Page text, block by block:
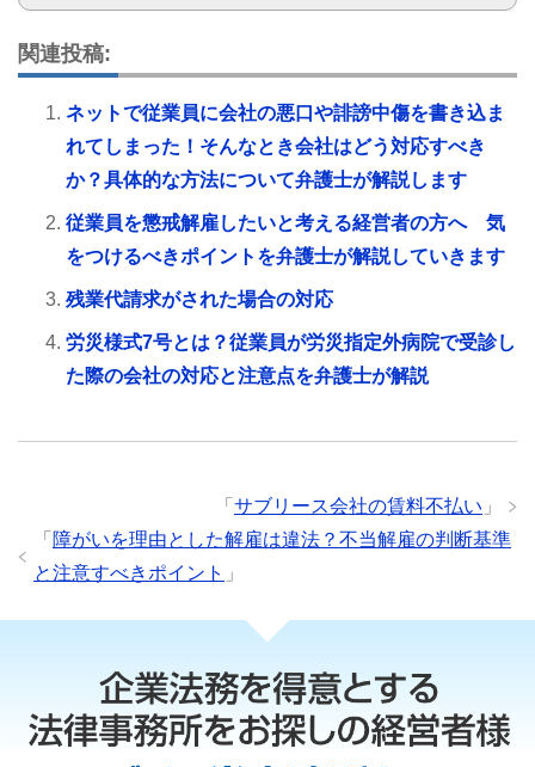
関連投稿:
ネットで従業員に会社の悪口や誹謗中傷を書き込ま
れてしまった！そんなとき会社はどう対応すべき
か？具体的な方法について弁護士が解説します
従業員を懲戒解雇したいと考える経営者の方へ 気
をつけるべきポイントを弁護士が解説していきます
残業代請求がされた場合の対応
労災様式7号とは？従業員が労災指定外病院で受診し
た際の会社の対応と注意点を弁護士が解説
「 サブリース会社の賃料不払い 」
「 障がいを理由とした解雇は違法？不当解雇の判断基準
と注意すべきポイント 」